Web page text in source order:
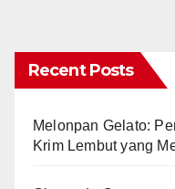
Recent Posts
Melonpan Gelato:
Krim Lembut yang